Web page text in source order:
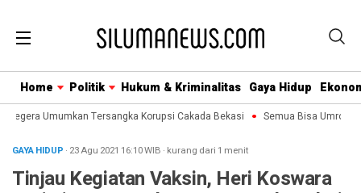
Home Politik Hukum & Kriminalitas Gaya Hidup
Umumkan Tersangka Korupsi Cakada Bekasi Semua Bisa Umroh
GAYA HIDUP · 23 Agu 2021 16:10WIB · kurang dari 1 menit
Tinjau Kegiatan Vaksin, Heri Koswara